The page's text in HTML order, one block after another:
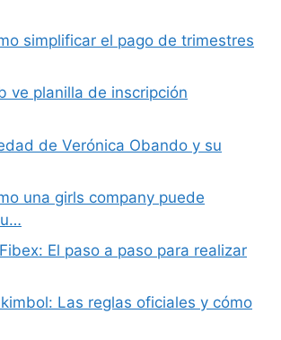
simplificar el pago de trimestres
ve planilla de inscripción
de Verónica Obando y su
una girls company puede
El paso a paso para realizar
Las reglas oficiales y cómo